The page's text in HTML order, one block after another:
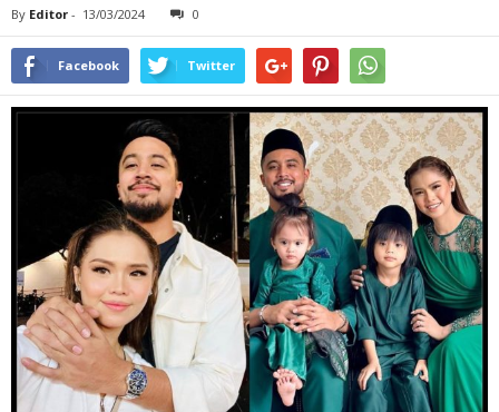
By Editor - 13/03/2024 0
Facebook Twitter